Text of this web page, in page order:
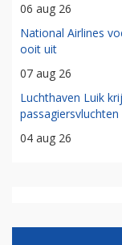
06 aug 26
National Airlines
ooit uit
07 aug 26
Luchthaven Luik
04 aug 26